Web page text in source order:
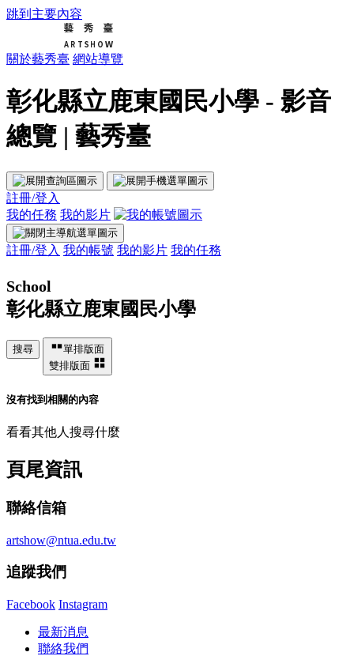
跳到主要內容
關於藝秀臺 網站導覽
彰化縣立鹿東國民小學 - 影音
總覽 | 藝秀臺
註冊/登入
我的任務 我的影片
註冊/登入 我的帳號 我的影片 我的任務
School
彰化縣立鹿東國民小學
搜尋
單排版面
雙排版面
沒有找到相關的內容
看看其他人搜尋什麼
頁尾資訊
聯絡信箱
artshow@ntua.edu.tw
追蹤我們
Facebook Instagram
最新消息
聯絡我們